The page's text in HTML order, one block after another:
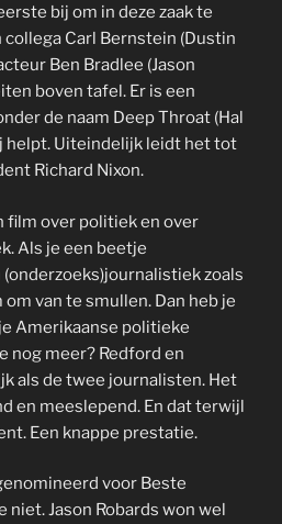
bij om in deze zaak te
Carl Bernstein (Dustin
Ben Bradlee (Jason
boven tafel. Er is een
de naam Deep Throat (Hal
helpt. Uiteindelijk leidt het tot
Richard Nixon.
film over politiek en over
Als je een beetje
zoals
van te smullen. Dan heb je
Amerikaanse politieke
nog meer? Redford en
als de twee journalisten. Het
en meeslepend. En dat terwijl
Een knappe prestatie.
voor Beste
niet. Jason Robards won wel